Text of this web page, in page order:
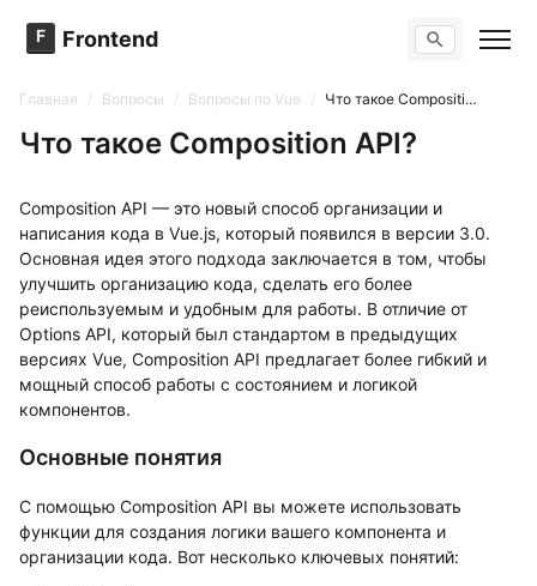
F Frontend Поиск по сайту
Тренажер вопросов
Тесты
Задачи
Главная Вопросы Вопросы по Vue Что такое Composition API?
Что такое Composition API?
Composition API — это новый способ организации и
написания кода в Vue.js, который появился в версии 3.0.
Основная идея этого подхода заключается в том, чтобы
улучшить организацию кода, сделать его более
реиспользуемым и удобным для работы. В отличие от
Options API, который был стандартом в предыдущих
версиях Vue, Composition API предлагает более гибкий и
мощный способ работы с состоянием и логикой
компонентов.
Основные понятия
С помощью Composition API вы можете использовать
функции для создания логики вашего компонента и
организации кода. Вот несколько ключевых понятий: